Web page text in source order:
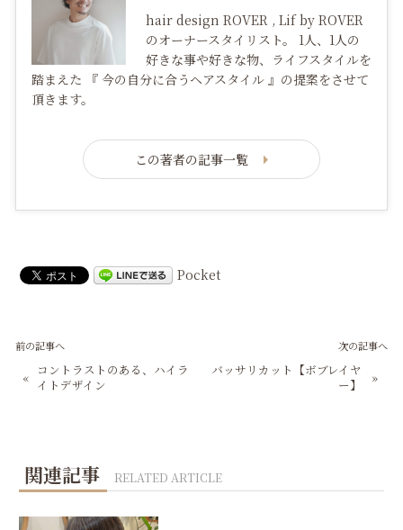
hair design ROVER , Lif by ROVER
のオーナースタイリスト。 1人、1人の
好きな事や好きな物、ライフスタイルを
踏まえた 『 今の自分に合うヘアスタイル 』の提案をさせて
頂きます。
この著者の記事一覧
Pocket
前の記事へ
« コントラストのある、ハイラ
イトデザイン
次の記事へ
バッサリカット【ボブレイヤ
ー】
»
関連記事 RELATED ARTICLE